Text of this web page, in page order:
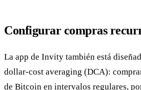
Configurar compras
La app de Invity también está
dollar-cost averaging (DCA):
de Bitcoin en intervalos regulares,